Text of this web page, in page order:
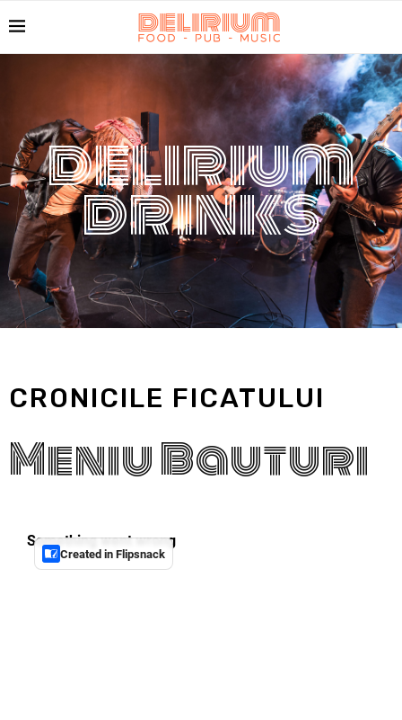
delirium
drinks
CRONICILE FICATULUI
Meniu Bauturi